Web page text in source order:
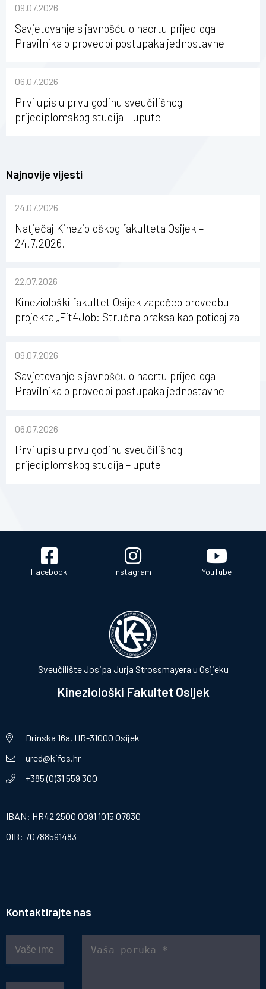
09.07.2026
Savjetovanje s javnošću o nacrtu prijedloga
Pravilnika o provedbi postupaka jednostavne
Osijeku
06.07.2026
Prvi upis u prvu godinu sveučilišnog
prijediplomskog studija – upute
Najnovije vijesti
24.07.2026
Natječaj Kineziološkog fakulteta Osijek –
24.7.2026.
22.07.2026
Kineziološki fakultet Osijek započeo provedbu
projekta „Fit4Job: Stručna praksa kao poticaj za
09.07.2026
Savjetovanje s javnošću o nacrtu prijedloga
Pravilnika o provedbi postupaka jednostavne
Osijeku
06.07.2026
Prvi upis u prvu godinu sveučilišnog
prijediplomskog studija – upute
Facebook Instagram YouTube
Sveučilište Josipa Jurja Strossmayera u Osijeku
Kineziološki Fakultet Osijek
Drinska 16a, HR-31000 Osijek
ured@kifos.hr
+385 (0)31 559 300
IBAN: HR42 2500 0091 1015 07830
OIB: 70788591483
Kontaktirajte nas